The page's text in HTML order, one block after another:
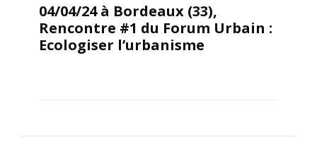
04/04/24 à Bordeaux (33),
Rencontre #1 du Forum Urbain :
Ecologiser l’urbanisme